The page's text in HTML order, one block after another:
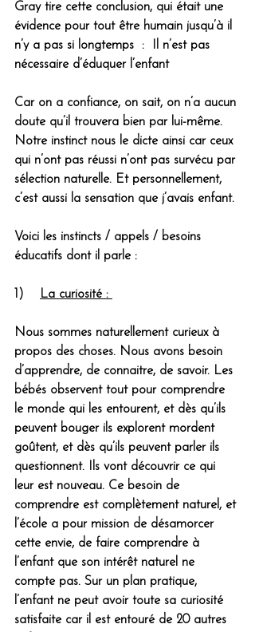
Gray tire cette conclusion, qui était une
évidence pour tout être humain jusqu’à il
n’y a pas si longtemps  :
Il n’est pas
nécessaire d’éduquer l’enfant
Car on a confiance, on sait, on n’a aucun
doute qu’il trouvera bien par lui-même.
Notre instinct nous le dicte ainsi car ceux
qui n’ont pas réussi n’ont pas survécu par
sélection naturelle. Et personnellement,
c’est aussi la sensation que j’avais enfant.
Voici les instincts / appels / besoins
éducatifs dont il parle :
1) La curiosité :
Nous sommes naturellement curieux à
propos des choses. Nous avons besoin
d’apprendre, de connaitre, de savoir. Les
bébés observent tout pour comprendre
le monde qui les entourent, et dès qu’ils
peuvent bouger ils explorent mordent
goûtent, et dès qu’ils peuvent parler ils
questionnent. Ils vont découvrir ce qui
leur est nouveau. Ce besoin de
comprendre est complètement naturel, et
l’école a pour mission de désamorcer
cette envie, de faire comprendre à
l’enfant que son intérêt naturel ne
compte pas. Sur un plan pratique,
l’enfant ne peut avoir toute sa curiosité
satisfaite car il est entouré de 20 autres